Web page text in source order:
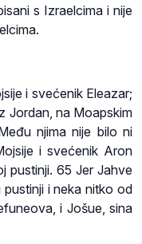
s Izraelcima i nije
i svećenik Eleazar;
Jordan, na Moapskim
njima nije bilo ni
i svećenik Aron
pustinji. 65 Jer Jahve
i neka nitko od
i Jošue, sina